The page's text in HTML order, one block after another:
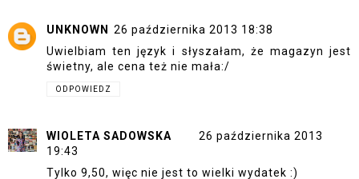
UNKNOWN
26 października 2013 18:38
Uwielbiam ten język i słyszałam, że magazyn jest
świetny, ale cena też nie mała:/
ODPOWIEDZ
WIOLETA SADOWSKA
26 października 2013
19:43
Tylko 9,50, więc nie jest to wielki wydatek :)